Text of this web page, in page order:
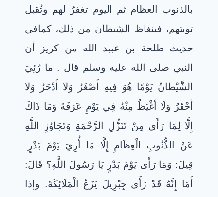
بالذنوب العظام ثم اليوم تغفرُ لهم وتُقبل
توبتهم، فينغاظ الشيطان من ذلك، كمافي
حديث طلحة بن عبيد الله من كريز أن
النبي صلى الله عليه وسلم قال : مَا رُئِيَ
الشَّيْطَانُ يَوْمًا هُوَ فِيهِ أَصْغَرُ وَلَا أَدْحَرُ وَلَا
أَحْقَرُ وَلَا أَغْيَظُ مِنْهُ فِي يَوْمِ عَرَفَةَ وَمَا ذَاكَ
إِلَّا لِمَا رَأَى مِنْ تَنَزُّلِ الرَّحْمَةِ وَتَجَاوُزِ اللَّهِ
عَنْ الذُّنُوبِ الْعِظَامِ إِلَّا مَا أُرِيَ يَوْمَ بَدْرٍ.
قِيلَ: وَمَا رَأَى يَوْمَ بَدْرٍ يَا رَسُولَ اللَّهِ؟ قَالَ:
أَمَا إِنَّهُ قَدْ رَأَى جِبْرِيلَ يَزَعُ الْمَلَائِكَةَ. وإذا